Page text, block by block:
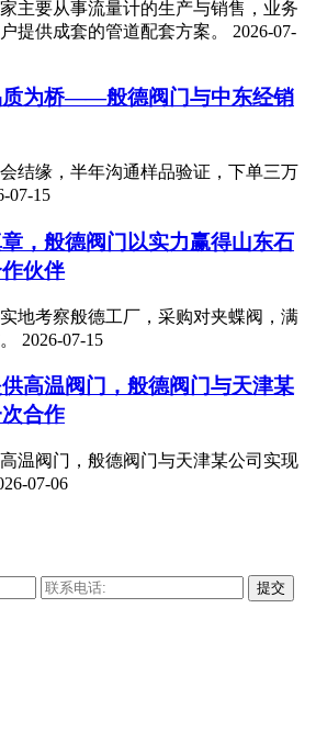
家主要从事流量计的生产与销售，业务
提供成套的管道配套方案。 2026-07-
质为桥——般德阀门与中东经销
结缘，半年沟通样品验证，下单三万
07-15
，般德阀门以实力赢得山东石
伙伴
地考察般德工厂，采购对夹蝶阀，满
2026-07-15
高温阀门，般德阀门与天津某
合作
温阀门，般德阀门与天津某公司实现
07-06